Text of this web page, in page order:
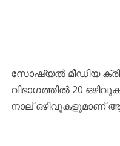
സോഷ്യൽ മീഡിയ
വിഭാഗത്തിൽ 20
നാല് ഒഴിവുകളുമാണ്